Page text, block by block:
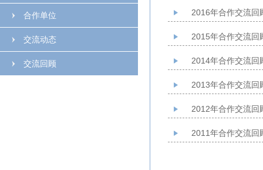
合作单位
交流动态
交流回顾
2016年合作交流回
2015年合作交流回
2014年合作交流回
2013年合作交流回
2012年合作交流回
2011年合作交流回